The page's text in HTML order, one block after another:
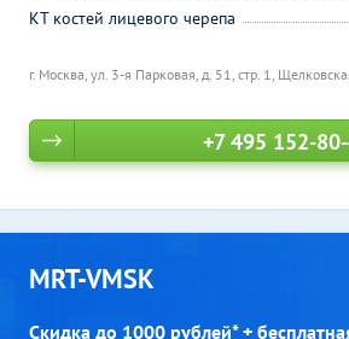
г. Москва, ул. 3-я Парковая, д. 51, стр. 1,
КТ костей лицевого черепа
+7 495 152-
MRT-VMSK
Скидка до 1000 рублей* +